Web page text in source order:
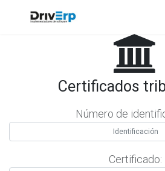
Certificados
Número de
Certificado: